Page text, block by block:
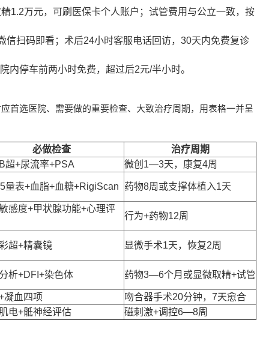
1.2万元，可刷医保卡个人账户；试管费用与公立一致，按
信扫码即看；术后24小时客服电话回访，30天内免费复诊
内停车前两小时免费，超过后2元/半小时。
首选医院、需要做的重要检查、大致治疗周期，用表格一并呈
必做检查
治疗周期
超+尿流率+PSA
微创1—3天，康复4周
5量表+血脂+血糖+RigiScan 药物8周或支撑体植入1天
感度+甲状腺功能+心理评
行为+药物12周
超+精囊镜 显微手术1天，恢复2周
析+DFI+染色体 药物3—6个月或显微取精+试管
凝血四项
吻合器手术20分钟，7天愈合
电+骶神经评估 磁刺激+调控6—8周